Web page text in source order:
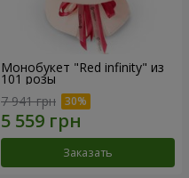
Монобукет "Red infinity" из
101 розы
7 941 грн
Заказать